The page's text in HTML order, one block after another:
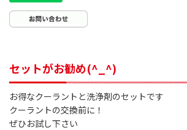
セットがお勧め(^_^)
お得なクーラントと洗浄剤のセットです
クーラントの交換前に！
ぜひお試し下さい